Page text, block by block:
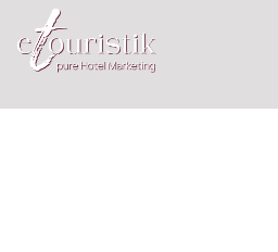
Inhalt
springen